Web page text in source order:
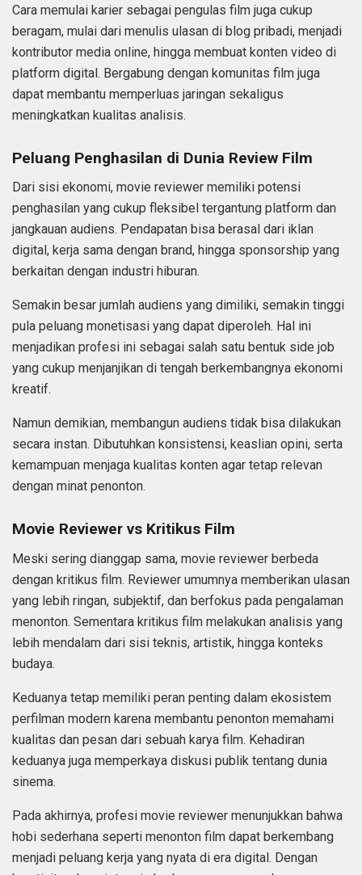
Cara memulai karier sebagai pengulas film juga cukup
beragam, mulai dari menulis ulasan di blog pribadi, menjadi
kontributor media online, hingga membuat konten video di
platform digital. Bergabung dengan komunitas film juga
dapat membantu memperluas jaringan sekaligus
meningkatkan kualitas analisis.
Peluang Penghasilan di Dunia Review Film
Dari sisi ekonomi, movie reviewer memiliki potensi
penghasilan yang cukup fleksibel tergantung platform dan
jangkauan audiens. Pendapatan bisa berasal dari iklan
digital, kerja sama dengan brand, hingga sponsorship yang
berkaitan dengan industri hiburan.
Semakin besar jumlah audiens yang dimiliki, semakin tinggi
pula peluang monetisasi yang dapat diperoleh. Hal ini
menjadikan profesi ini sebagai salah satu bentuk side job
yang cukup menjanjikan di tengah berkembangnya ekonomi
kreatif.
Namun demikian, membangun audiens tidak bisa dilakukan
secara instan. Dibutuhkan konsistensi, keaslian opini, serta
kemampuan menjaga kualitas konten agar tetap relevan
dengan minat penonton.
Movie Reviewer vs Kritikus Film
Meski sering dianggap sama, movie reviewer berbeda
dengan kritikus film. Reviewer umumnya memberikan ulasan
yang lebih ringan, subjektif, dan berfokus pada pengalaman
menonton. Sementara kritikus film melakukan analisis yang
lebih mendalam dari sisi teknis, artistik, hingga konteks
budaya.
Keduanya tetap memiliki peran penting dalam ekosistem
perfilman modern karena membantu penonton memahami
kualitas dan pesan dari sebuah karya film. Kehadiran
keduanya juga memperkaya diskusi publik tentang dunia
sinema.
Pada akhirnya, profesi movie reviewer menunjukkan bahwa
hobi sederhana seperti menonton film dapat berkembang
menjadi peluang kerja yang nyata di era digital. Dengan